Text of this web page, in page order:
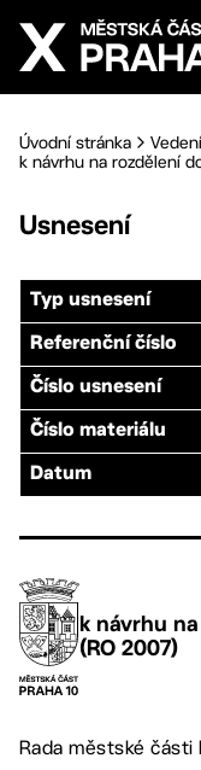
Přejít na hlavní
Úvodní stránka
k návrhu na rozdělení
Usnesení
Typ usnesení
Referenční číslo
Číslo usnesení
Číslo materiálu
Datum
k návrhu
(RO 2007)
Rada městské části